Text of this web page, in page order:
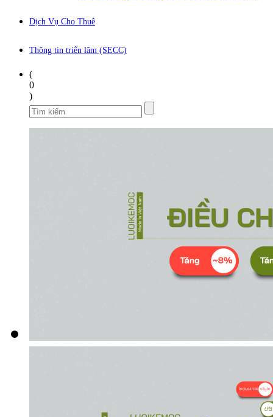
Dịch Vụ Cho Thuê
Thông tin triển lãm (SECC)
(
0
)